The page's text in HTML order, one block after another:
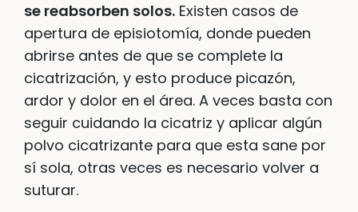
se reabsorben solos. Existen casos de
apertura de episiotomía, donde pueden
abrirse antes de que se complete la
cicatrización, y esto produce picazón,
ardor y dolor en el área. A veces basta con
seguir cuidando la cicatriz y aplicar algún
polvo cicatrizante para que esta sane por
sí sola, otras veces es necesario volver a
suturar.